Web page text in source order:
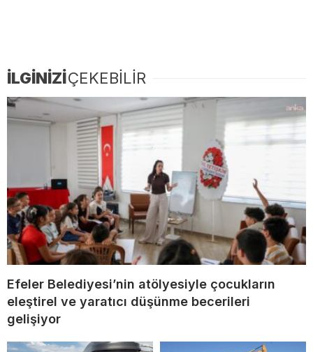
İLGİNİZİÇEKEBİLİR
Efeler Belediyesi’nin atölyesiyle çocukların
eleştirel ve yaratıcı düşünme becerileri
gelişiyor